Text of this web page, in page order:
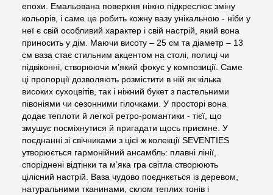
епохи. Емальована поверхня ніжно підкреслює зміну
кольорів, і саме це робить кожну вазу унікальною - ніби у
неї є свій особливий характер і свій настрій, який вона
приносить у дім. Маючи висоту – 25 см та діаметр – 13
см ваза стає стильним акцентом на столі, полиці чи
підвіконні, створюючи м’який фокус у композиції. Саме
ці пропорції дозволяють розмістити в ній як кілька
високих сухоцвітів, так і ніжний букет з пастельними
півоніями чи сезонними гілочками. У просторі вона
додає теплоти й легкої ретро-романтики - тієї, що
змушує посміхнутися й пригадати щось приємне. У
поєднанні зі свічниками з цієї ж колекції SEVENTIES
утворюється гармонійний ансамбль: плавні лінії,
споріднені відтінки та м’яка гра світла створюють
цілісний настрій. Ваза чудово поєднкється із деревом,
натуральними тканинами, склом теплих тонів і